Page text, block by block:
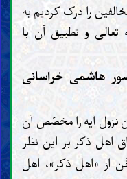
را درک کردیم به
و تطبیق آن با
هاشمی خراسانی
نزول آیه را مخصّص آن
اهل ذکر بر این نظر
از «اهل ذکر»، اهل